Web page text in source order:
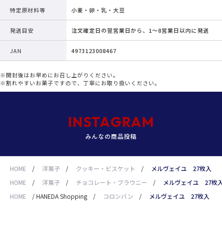
HOME / 洋菓子 / クッキー・ビスケット /
メルヴェイユ 27枚入
HOME
/ 洋菓子 / チョコレート・ブラウニー /
メルヴェイユ 27枚
HOME
/HANEDA Shopping / コロンバン / メルヴェイユ 27枚入
特定原材料等 小麦・卵・乳・大豆
発送目安 注文確定日の翌営業日から、1～8営業日以内に発送
JAN 4973123008467
※開封後はお早めにお召し上がりください。
※割れやすいお菓子ですので、丁寧にお取り扱いください。
INSTAGRAM
みんなの商品投稿